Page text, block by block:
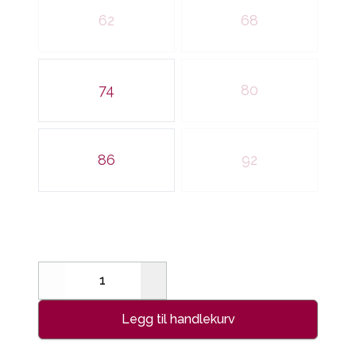
62 68
74 80
86 92
Decrease
Legg til handlekurv